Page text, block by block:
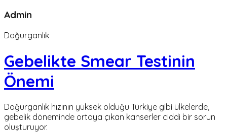
Admin
Doğurganlık
Gebelikte Smear Testinin
Önemi
Doğurganlık hızının yüksek olduğu Türkiye gibi ülkelerde,
gebelik döneminde ortaya çıkan kanserler ciddi bir sorun
oluşturuyor.